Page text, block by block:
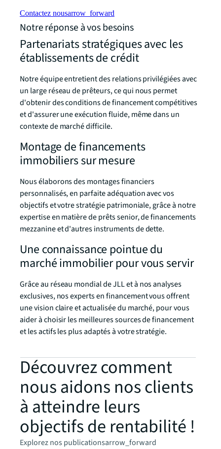
Contactez nousarrow_forward
Notre réponse à vos besoins
Partenariats stratégiques avec les
établissements de crédit
Notre équipe entretient des relations privilégiées avec
un large réseau de prêteurs, ce qui nous permet
d'obtenir des conditions de financement compétitives
et d'assurer une exécution fluide, même dans un
contexte de marché difficile.
Montage de financements
immobiliers sur mesure
Nous élaborons des montages financiers
personnalisés, en parfaite adéquation avec vos
objectifs et votre stratégie patrimoniale, grâce à notre
expertise en matière de prêts senior, de financements
mezzanine et d'autres instruments de dette.
Une connaissance pointue du
marché immobilier pour vous servir
Grâce au réseau mondial de JLL et à nos analyses
exclusives, nos experts en financement vous offrent
une vision claire et actualisée du marché, pour vous
aider à choisir les meilleures sources de financement
et les actifs les plus adaptés à votre stratégie.
Découvrez comment
nous aidons nos clients
à atteindre leurs
objectifs de rentabilité !
Explorez nos publicationsarrow_forward